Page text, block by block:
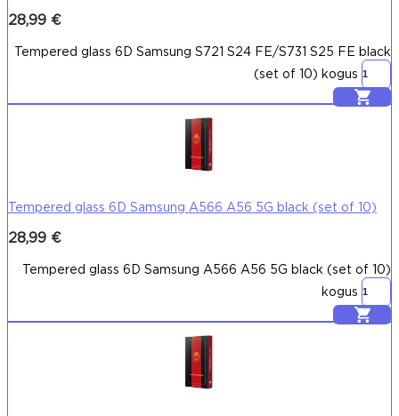
28,99 €
Tempered glass 6D Samsung S721 S24 FE/S731 S25 FE black
(set of 10) kogus
Lisa korvi
Tempered glass 6D Samsung A566 A56 5G black (set of 10)
28,99 €
Tempered glass 6D Samsung A566 A56 5G black (set of 10)
kogus
Lisa korvi